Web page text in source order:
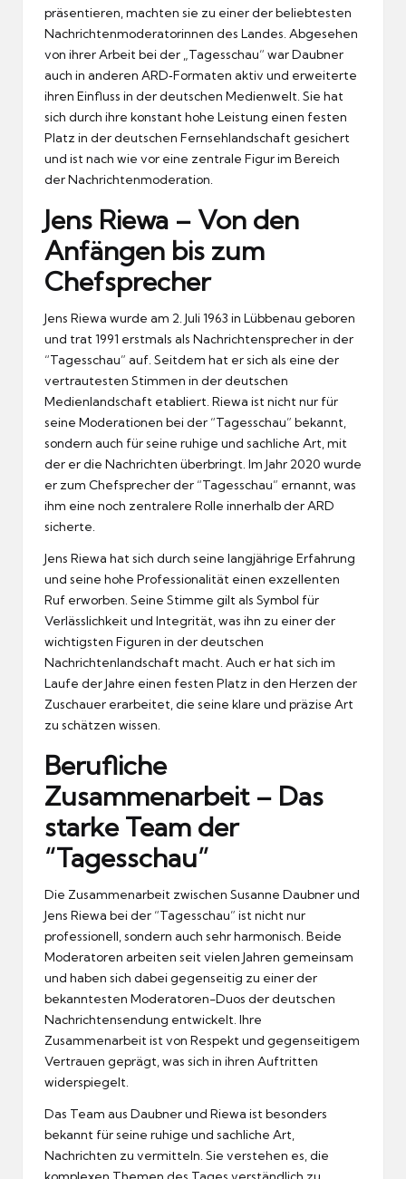
präsentieren, machten sie zu einer der beliebtesten
Nachrichtenmoderatorinnen des Landes. Abgesehen
von ihrer Arbeit bei der „Tagesschau“ war Daubner
auch in anderen ARD‑Formaten aktiv und erweiterte
ihren Einfluss in der deutschen Medienwelt. Sie hat
sich durch ihre konstant hohe Leistung einen festen
Platz in der deutschen Fernsehlandschaft gesichert
und ist nach wie vor eine zentrale Figur im Bereich
der Nachrichtenmoderation.
Jens Riewa – Von den
Anfängen bis zum
Chefsprecher
Jens Riewa wurde am 2. Juli 1963 in Lübbenau geboren
und trat 1991 erstmals als Nachrichtensprecher in der
“Tagesschau” auf. Seitdem hat er sich als eine der
vertrautesten Stimmen in der deutschen
Medienlandschaft etabliert. Riewa ist nicht nur für
seine Moderationen bei der “Tagesschau” bekannt,
sondern auch für seine ruhige und sachliche Art, mit
der er die Nachrichten überbringt. Im Jahr 2020 wurde
er zum Chefsprecher der “Tagesschau” ernannt, was
ihm eine noch zentralere Rolle innerhalb der ARD
sicherte.
Jens Riewa hat sich durch seine langjährige Erfahrung
und seine hohe Professionalität einen exzellenten
Ruf erworben. Seine Stimme gilt als Symbol für
Verlässlichkeit und Integrität, was ihn zu einer der
wichtigsten Figuren in der deutschen
Nachrichtenlandschaft macht. Auch er hat sich im
Laufe der Jahre einen festen Platz in den Herzen der
Zuschauer erarbeitet, die seine klare und präzise Art
zu schätzen wissen.
Berufliche
Zusammenarbeit – Das
starke Team der
“Tagesschau”
Die Zusammenarbeit zwischen Susanne Daubner und
Jens Riewa bei der “Tagesschau” ist nicht nur
professionell, sondern auch sehr harmonisch. Beide
Moderatoren arbeiten seit vielen Jahren gemeinsam
und haben sich dabei gegenseitig zu einer der
bekanntesten Moderatoren-Duos der deutschen
Nachrichtensendung entwickelt. Ihre
Zusammenarbeit ist von Respekt und gegenseitigem
Vertrauen geprägt, was sich in ihren Auftritten
widerspiegelt.
Das Team aus Daubner und Riewa ist besonders
bekannt für seine ruhige und sachliche Art,
Nachrichten zu vermitteln. Sie verstehen es, die
komplexen Themen des Tages verständlich zu